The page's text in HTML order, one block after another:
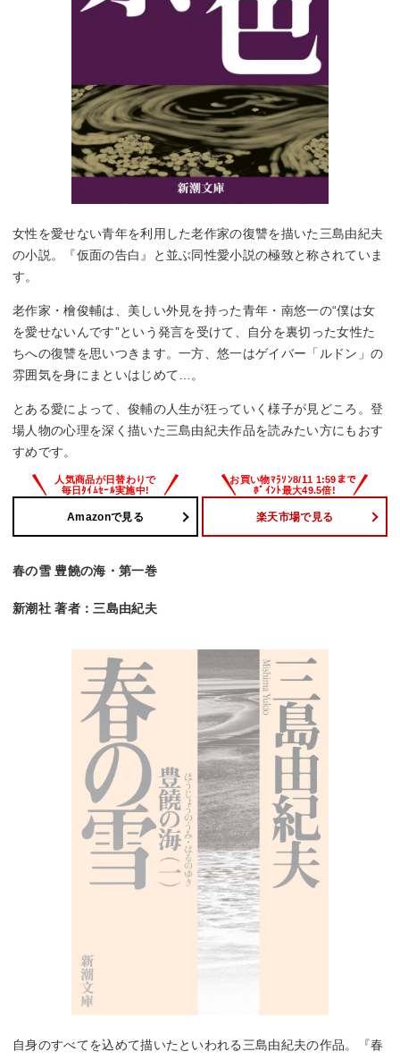
女性を愛せない青年を利用した老作家の復讐を描いた三島由紀夫
の小説。『仮面の告白』と並ぶ同性愛小説の極致と称されていま
す。
老作家・檜俊輔は、美しい外見を持った青年・南悠一の“僕は女
を愛せないんです”という発言を受けて、自分を裏切った女性た
ちへの復讐を思いつきます。一方、悠一はゲイバー「ルドン」の
雰囲気を身にまといはじめて…。
とある愛によって、俊輔の人生が狂っていく様子が見どころ。登
場人物の心理を深く描いた三島由紀夫作品を読みたい方にもおす
すめです。
Amazonで見る 楽天市場で見る
春の雪 豊饒の海・第一巻
新潮社 著者：三島由紀夫
自身のすべてを込めて描いたといわれる三島由紀夫の作品。『春